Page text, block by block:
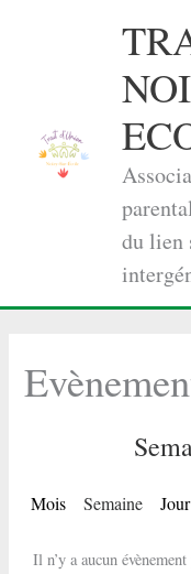
du lien
Mois Semaine Jour
Il n’y a aucun